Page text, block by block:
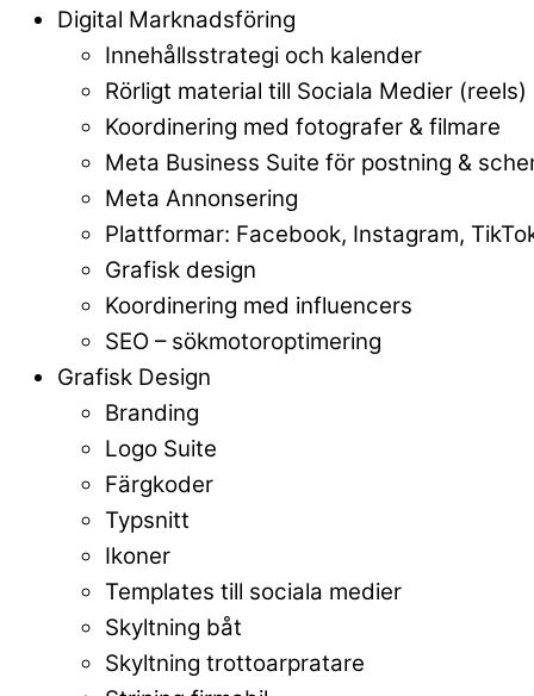
Digital Marknadsföring
Innehållsstrategi och kalender
Rörligt material till Sociala Medier (reels)
Koordinering med fotografer & filmare
Meta Business Suite för postning &
Meta Annonsering
Plattformar: Facebook, Instagram,
Grafisk design
Koordinering med influencers
SEO – sökmotoroptimering
Grafisk Design
Branding
Logo Suite
Färgkoder
Typsnitt
Ikoner
Templates till sociala medier
Skyltning båt
Skyltning trottoarpratare